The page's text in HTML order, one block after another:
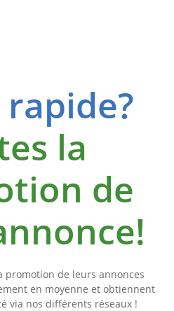
la
de
promotion de leurs annonces
en moyenne et obtiennent
via nos différents réseaux !